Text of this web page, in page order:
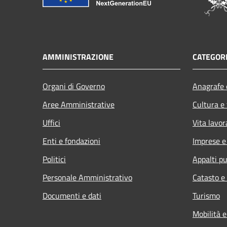
AMMINISTRAZIONE
Organi di Governo
Aree Amministrative
Uffici
Enti e fondazioni
Politici
Personale Amministrativo
Documenti e dati
Cultura
Vita
Imprese
Appalti
Catasto
Turismo
Mobilità